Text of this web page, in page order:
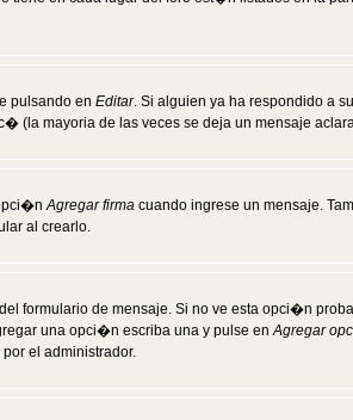
pulsando en Editar. Si alguien ya ha respondido a
(la mayoria de las veces se deja un mensaje
opci�nAgregar firma cuando ingrese un mensaje.
al crearlo.
formulario de mensaje. Si no ve esta opci�n
una opci�n escriba una y pulse enAgregar
el administrador.